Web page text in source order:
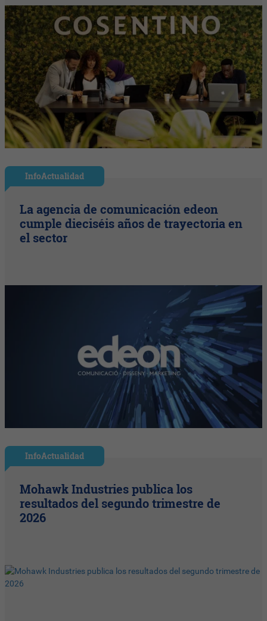
InfoActualidad
La agencia de comunicación edeon
cumple dieciséis años de trayectoria en
el sector
InfoActualidad
Mohawk Industries publica los
resultados del segundo trimestre de
2026